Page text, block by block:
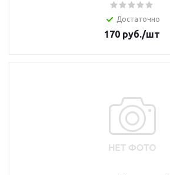
Достаточно
170 руб./шт